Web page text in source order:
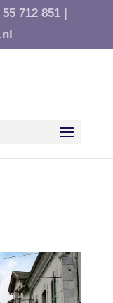
55 712 851 |